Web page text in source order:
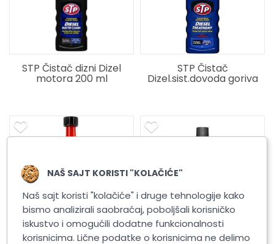
STP Čistač dizni Dizel
motora 200 ml
STP Čistač
Dizel.sist.dovoda goriva
NAŠ SAJT KORISTI "KOLAČIĆE"
Naš sajt koristi "kolačiće" i druge tehnologije kako
bismo analizirali saobraćaj, poboljšali korisničko
iskustvo i omogućili dodatne funkcionalnosti
korisnicima. Lične podatke o korisnicima ne delimo